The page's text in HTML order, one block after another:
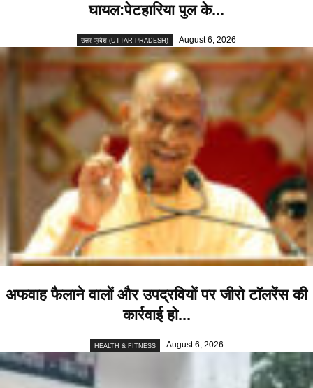
घायल:पेटहारिया पुल के...
उत्तर प्रदेश (UTTAR PRADESH) August 6, 2026
अफवाह फैलाने वालों और उपद्रवियों पर जीरो टॉलरेंस की
कार्रवाई हो...
HEALTH & FITNESS August 6, 2026